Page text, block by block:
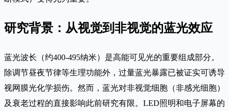
研究背景：从视觉到非视觉的蓝光效应
蓝光波长（约400-495纳米）是高能可见光的重要组成部分。
除调节昼夜节律等生理功能外，过量蓝光暴露已被证实可诱导
视网膜光化学损伤。然而，蓝光对非视觉细胞（非感光细胞）
及衰老过程的直接影响此前研究有限。LED照明和电子屏幕的